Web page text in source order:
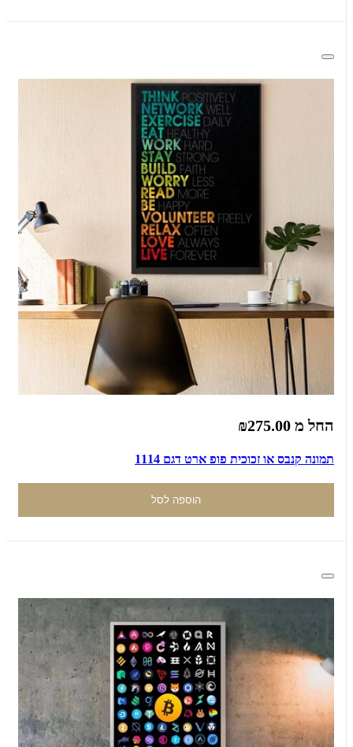
החל מ ₪275.00
תמונה קנבס או זכוכית פופ ארט דגם 1114
הוספה לסל